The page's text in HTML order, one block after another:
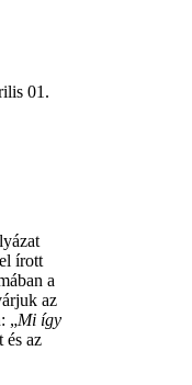
01.
írott
a
az
„Mi így
és az